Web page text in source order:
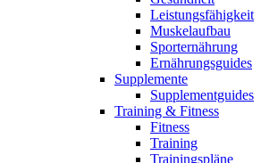
Leistungsfähigkeit
Muskelaufbau
Sporternährung
Ernährungsguides
Supplemente
Supplementguides
Training & Fitness
Fitness
Training
Trainingspläne